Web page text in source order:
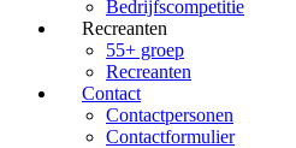
Bedrijfscompetitie
Recreanten
55+ groep
Recreanten
Contact
Contactpersonen
Contactformulier